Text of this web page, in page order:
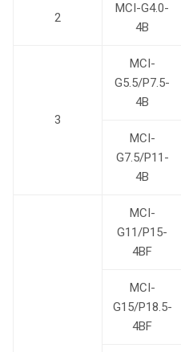
2
MCI-G4.0-
4B
3
MCI-
G5.5/P7.5-
4B
MCI-
G7.5/P11-
4B
MCI-
G11/P15-
4BF
MCI-
G15/P18.5-
4BF